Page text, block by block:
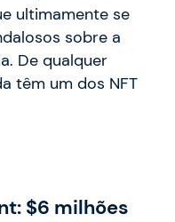
ultimamente se
sobre a
De qualquer
têm um dos NFT
$6 milhões